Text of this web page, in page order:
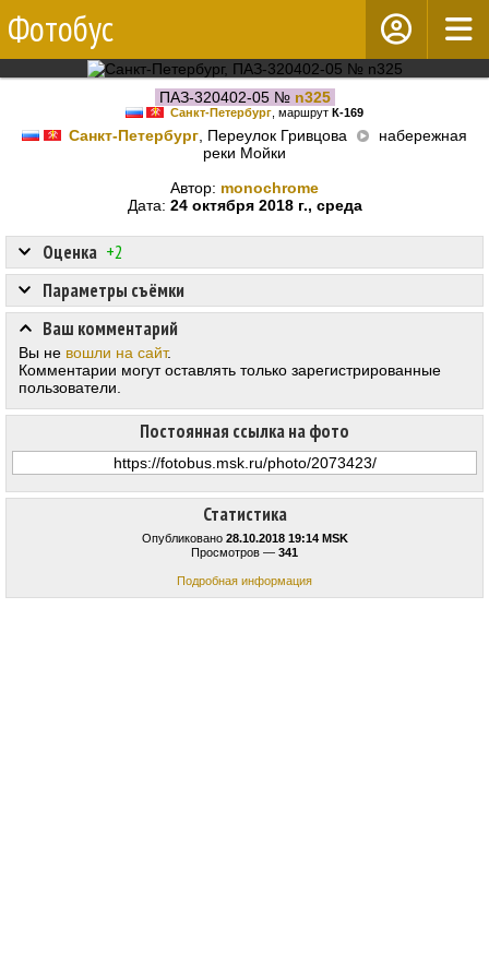
Фотобус
ПАЗ-320402-05 № n325
Санкт-Петербург , маршрут К-169
Санкт-Петербург , Переулок Гривцова
набережная
реки Мойки
Автор: monochrome
Дата: 24 октября 2018 г., среда
Статистика
Опубликовано 28.10.2018 19:14 MSK
Просмотров — 341
Подробная информация
Оценка +2
Постоянная ссылка на фото
Параметры съёмки
Ваш комментарий
Вы не вошли на сайт.
Комментарии могут оставлять только зарегистрированные
пользователи.